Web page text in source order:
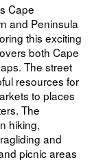
Cape
and Peninsula
this exciting
both Cape
The street
resources for
to places
The
hiking,
and
picnic areas